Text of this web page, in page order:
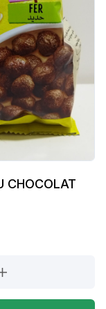
CHOCOLAT